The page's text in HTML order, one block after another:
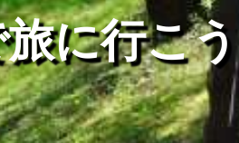
に行こう